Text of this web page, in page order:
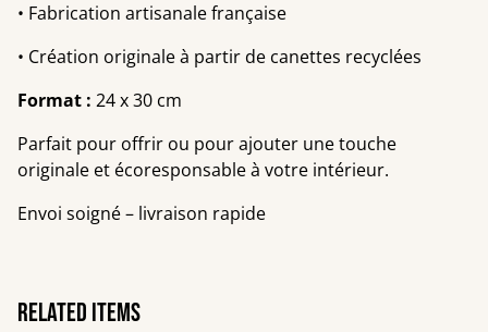
• Fabrication artisanale française
• Création originale à partir de canettes recyclées
Format : 24 x 30 cm
Parfait pour offrir ou pour ajouter une touche
originale et écoresponsable à votre intérieur.
Envoi soigné – livraison rapide
Related items